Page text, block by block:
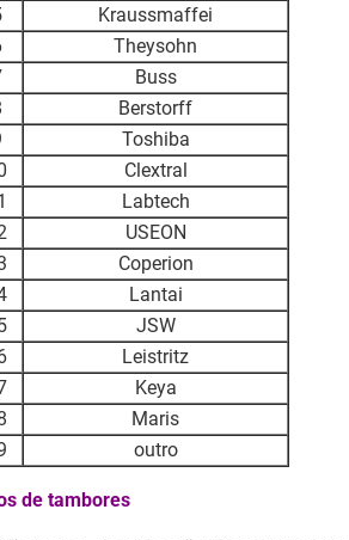
Kraussmaffei
Theysohn
Buss
Berstorff
Toshiba
Clextral
Labtech
USEON
Coperion
Lantai
JSW
Leistritz
Keya
Maris
outro
de tambores